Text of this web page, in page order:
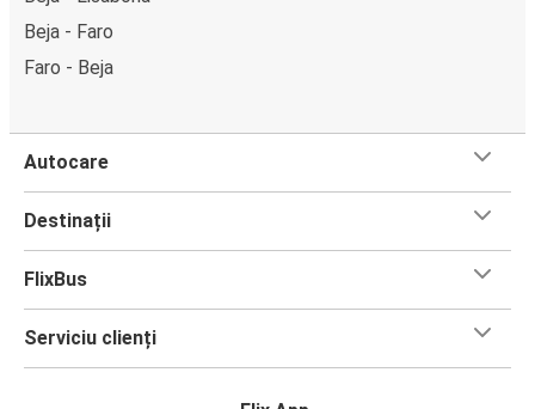
Beja - Faro
Faro - Beja
Autocare
Destinații
FlixBus
Serviciu clienți